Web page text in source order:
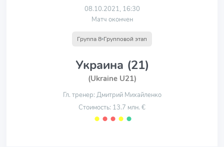
08.10.2021, 16:30
Матч окончен
Группа 8 Групповой этап
Украина (21)
(Ukraine U21)
Гл. тренер: Дмитрий Михайленко
Стоимость: 13.7 млн. €
⬤ ⬤ ⬤ ⬤ ⬤